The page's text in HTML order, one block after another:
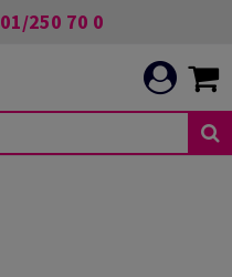
01/250 70 0